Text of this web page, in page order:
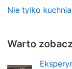
Nie tylko kuchnia
Warto